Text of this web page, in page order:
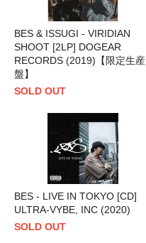
BES & ISSUGI - VIRIDIAN
SHOOT [2LP] DOGEAR
RECORDS (2019)【限定生産
盤】
SOLD OUT
BES - LIVE IN TOKYO [CD]
ULTRA-VYBE, INC (2020)
SOLD OUT